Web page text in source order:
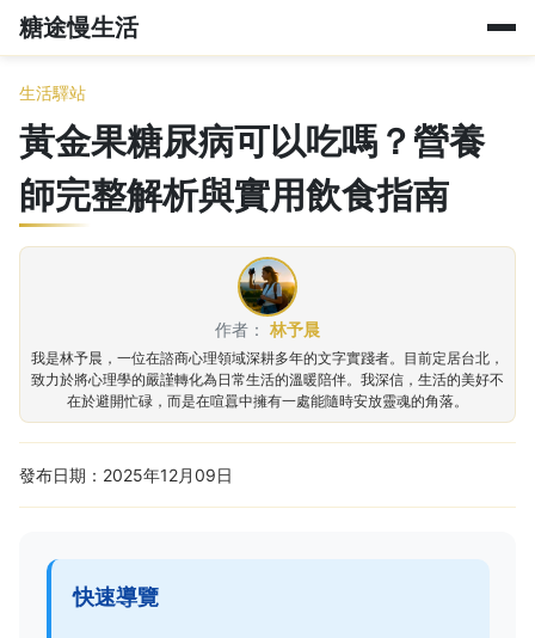
糖途慢生活
生活驛站
黃金果糖尿病可以吃嗎？營養
師完整解析與實用飲食指南
作者： 林予晨
我是林予晨，一位在諮商心理領域深耕多年的文字實踐者。目前定居台北，
致力於將心理學的嚴謹轉化為日常生活的溫暖陪伴。我深信，生活的美好不
在於避開忙碌，而是在喧囂中擁有一處能隨時安放靈魂的角落。
發布日期：2025年12月09日
快速導覽